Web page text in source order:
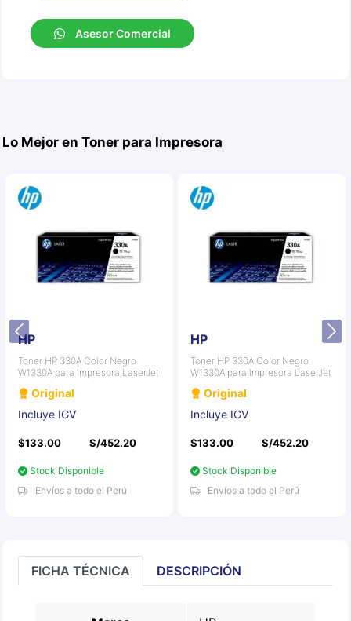
Asesor Comercial
Lo Mejor en Toner para Impresora
HP
Toner HP 330A Color Negro
W1330A para Impresora LaserJet
Original
Incluye IGV
$133.00 S/452.20
Stock Disponible
Envíos a todo el Perú
HP
Toner HP 330A Color Negro
W1330A para Impresora LaserJet
Original
Incluye IGV
$133.00 S/452.20
Stock Disponible
Envíos a todo el Perú
FICHA TÉCNICA DESCRIPCIÓN